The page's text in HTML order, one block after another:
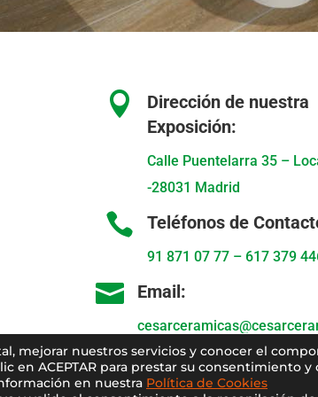

Dirección de nuestra
Exposición:
Calle Puentelarra 35 –
-28031 Madrid
 Teléfonos de
91 871 07 77 – 617 379
 Email:
mejorar nuestros servicios y conocer el
en ACEPTAR para prestar su consentimiento
en nuestra Política de Cookies